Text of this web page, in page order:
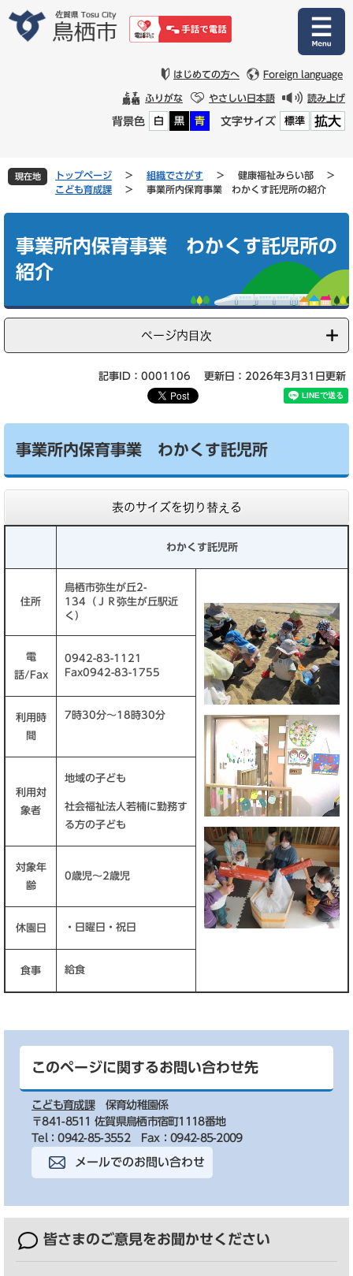
文
はじめての方へ Foreign language
ふりがな やさしい日本語 読み上げ
背景色 白 黒 青 文字サイズ 標準 拡大
現在地 トップページ > 組織でさがす > 健康福祉みらい部
>
こども育成課
> 事業所内保育事業 わかくす託児所の紹介
事業所内保育事業 わかくす託児所の
紹介
ページ内目次
記事ID：0001106 更新日：2026年3月31日更新
事業所内保育事業 わかくす託児所
表のサイズを切り替える
わかくす託児所
住所
鳥栖市弥生が丘2-
134（ＪＲ弥生が丘駅近
く）
電
話/Fax
0942-83-1121
Fax0942-83-1755
利用時
間
7時30分～18時30分
利用対
象者
地域の子ども
社会福祉法人若楠に勤務す
る方の子ども
対象年
齢
0歳児～2歳児
休園日 ・日曜日・祝日
食事 給食
このページに関するお問い合わせ先
こども育成課
保育幼稚園係
〒841-8511 佐賀県鳥栖市宿町1118番地
Tel：0942-85-3552
Fax：0942-85-2009
メールでのお問い合わせ
皆さまのご意見をお聞かせください